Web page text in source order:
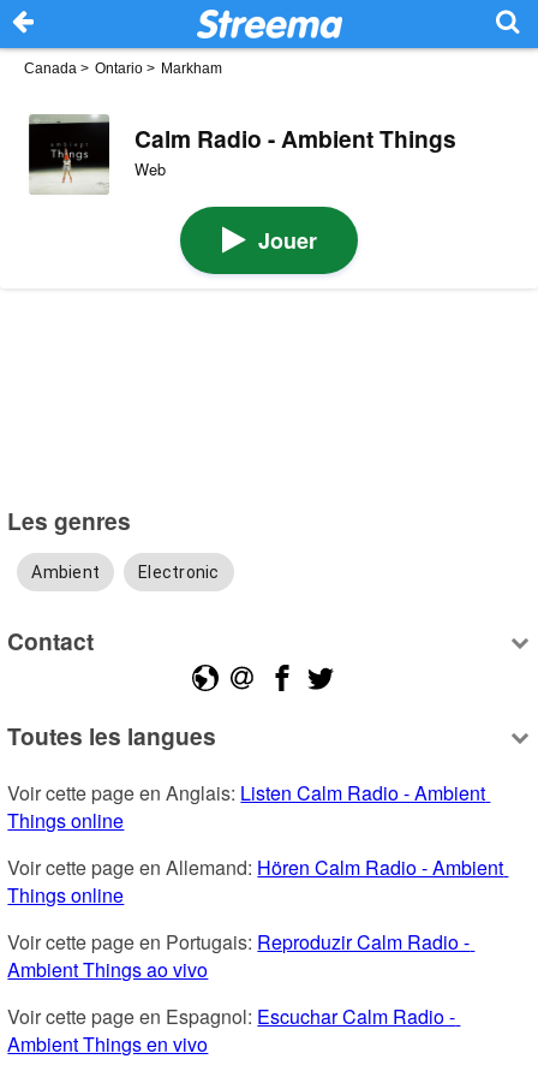
Canada > Ontario > Markham
Calm Radio - Ambient Things
Web
Jouer
Les genres
Ambient Electronic
Contact
Toutes les langues
Voir cette page en Anglais: Listen Calm Radio - Ambient
Things online
Voir cette page en Allemand: Hören Calm Radio - Ambient
Things online
Voir cette page en Portugais: Reproduzir Calm Radio -
Ambient Things ao vivo
Voir cette page en Espagnol: Escuchar Calm Radio -
Ambient Things en vivo